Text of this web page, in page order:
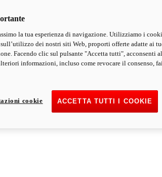
la tua esperienza di navigazione. Utilizziamo i
dei nostri siti Web, proporti offerte adatte ai
Facendo clic sul pulsante "Accetta tutti", acconsenti
informazioni, incluso come revocare il consenso,
ACCETTA TUTTI I COOKIE
cookie